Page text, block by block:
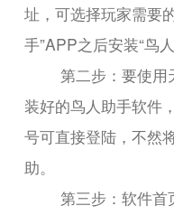
址，可选择玩家需要
手”APP之后安装“鸟
第二步：要使用
装好的鸟人助手软件
号可直接登陆，不然
助。
第三步：软件